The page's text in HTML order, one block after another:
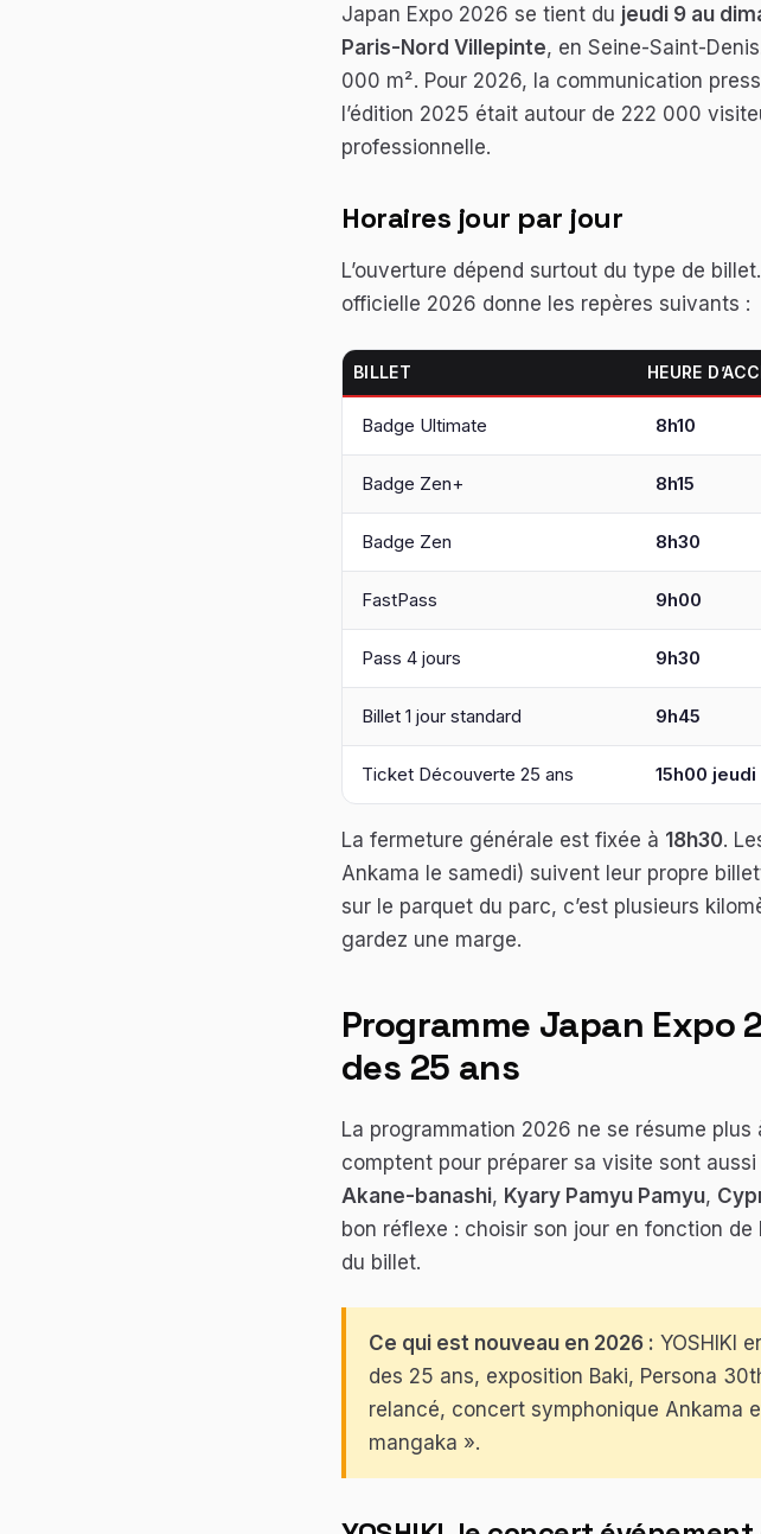
Japan Expo 2026 se tient du jeudi 9 au
Paris-Nord Villepinte, en Seine-Saint-
000 m². Pour 2026, la communication
l’édition 2025 était autour de 222 000
professionnelle.
Horaires jour par jour
L’ouverture dépend surtout du type de
officielle 2026 donne les repères suivants :
BILLET HEURE
Badge Ultimate 8h10
Badge Zen+ 8h15
Badge Zen 8h30
FastPass 9h00
Pass 4 jours 9h30
Billet 1 jour standard 9h45
Ticket Découverte 25 ans 15h00 jeudi
La fermeture générale est fixée à 18h30.
Ankama le samedi) suivent leur propre
sur le parquet du parc, c’est plusieurs
gardez une marge.
Programme Japan Expo
des 25 ans
La programmation 2026 ne se résume
comptent pour préparer sa visite sont aussi
Akane-banashi, Kyary Pamyu Pamyu,
bon réflexe : choisir son jour en fonction
du billet.
Ce qui est nouveau en 2026 : YOSHIKI
des 25 ans, exposition Baki, Persona
relancé, concert symphonique Ankama
mangaka ».